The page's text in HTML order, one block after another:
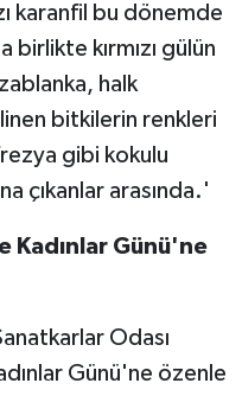
karanfil bu dönemde
kırmızı gülün
halk
bitkilerin renkleri
gibi kokulu
çıkanlar arasında.'
Kadınlar Günü'ne
Odası
Günü'ne özenle